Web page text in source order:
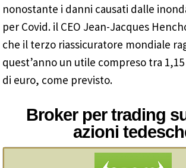
nonostante i danni causati dalle
per Covid. il CEO Jean-Jacques
che il terzo riassicuratore mondiale
quest’anno un utile compreso tra
di euro, come previsto.
Broker per trading
azioni